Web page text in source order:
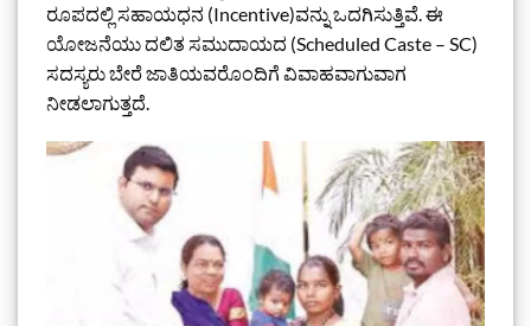
ರೂಪದಲ್ಲಿ ಸಹಾಯಧನ (Incentive)ವನ್ನು ಒದಗಿಸುತ್ತಿವೆ. ಈ
ಯೋಜನೆಯು ದಲಿತ ಸಮುದಾಯದ (Scheduled Caste – SC)
ಸದಸ್ಯರು ಬೇರೆ ಜಾತಿಯವರೊಂದಿಗೆ ವಿವಾಹವಾಗುವಾಗ
ನೀಡಲಾಗುತ್ತದೆ.